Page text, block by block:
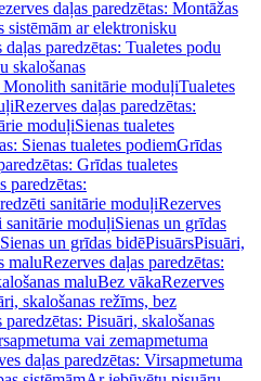
daļas paredzētas: Montāžas
sistēmām ar elektronisku
daļas paredzētas: Tualetes podu
skalošanas
sanitārie moduļiTualetes
Rezerves daļas paredzētas:
moduļiSienas tualetes
Sienas tualetes podiemGrīdas
Grīdas tualetes
paredzētas:
sanitārie moduļiRezerves
sanitārie moduļiSienas un grīdas
un grīdas bidēPisuārsPisuāri,
maluRezerves daļas paredzētas:
maluBez vākaRezerves
skalošanas režīms, bez
paredzētas: Pisuāri, skalošanas
vai zemapmetuma
daļas paredzētas: Virsapmetuma